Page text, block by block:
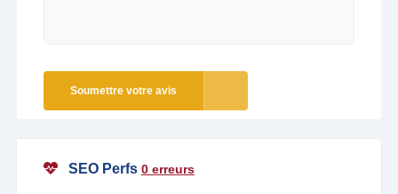
Soumettre votre avis
SEO Perfs 0 erreurs